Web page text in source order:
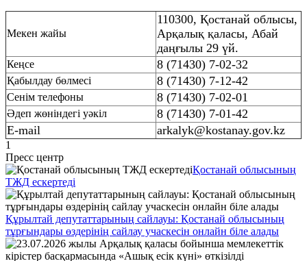
Мекен жайы
110300, Қостанай облысы,
Арқалық қаласы, Абай
даңғылы 29 үй.
Кеңсе 8 (71430) 7-02-32
Қабылдау бөлмесі 8 (71430) 7-12-42
Сенім телефоны 8 (71430) 7-02-01
Әдеп жөніндегі уәкіл
8 (71430) 7-01-42
E-mail
arkalyk@kostanay.gov.kz
1
Пресс центр
Қостанай облысының
ТЖД ескертеді
Құрылтай депутаттарының сайлауы: Қостанай облысының
тұрғындары өздерінің сайлау учаскесін онлайн біле алады